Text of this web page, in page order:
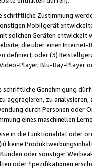
schriftliche Zustimmung
Mobilgerät
solchen Geräten
die über einen
definiert, oder (3)
Player, Blu-Ray-Player
schriftliche Genehmigung
aggregieren, zu
durch Personen
eines maschinellen
in die Funktionalität oder
keine
oder sonstiger
oder Spezifikationen